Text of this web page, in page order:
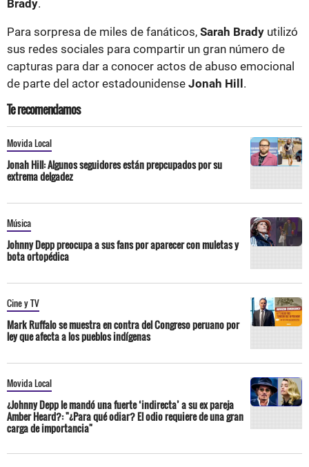
Brady.
Para sorpresa de miles de fanáticos, Sarah Brady utilizó
sus redes sociales para compartir un gran número de
capturas para dar a conocer actos de abuso emocional
de parte del actor estadounidense Jonah Hill.
Te recomendamos
Movida Local
Jonah Hill: Algunos seguidores están prepcupados por su
extrema delgadez
Música
Johnny Depp preocupa a sus fans por aparecer con muletas y
bota ortopédica
Cine y TV
Mark Ruffalo se muestra en contra del Congreso peruano por
ley que afecta a los pueblos indígenas
Movida Local
¿Johnny Depp le mandó una fuerte ‘indirecta’ a su ex pareja
Amber Heard?: "¿Para qué odiar? El odio requiere de una gran
carga de importancia"